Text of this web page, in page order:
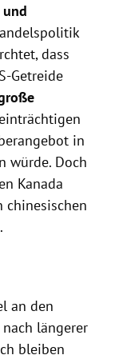
und
dass
Getreide
in
würde. Doch
Kanada
chinesischen
an den
längerer
bleiben